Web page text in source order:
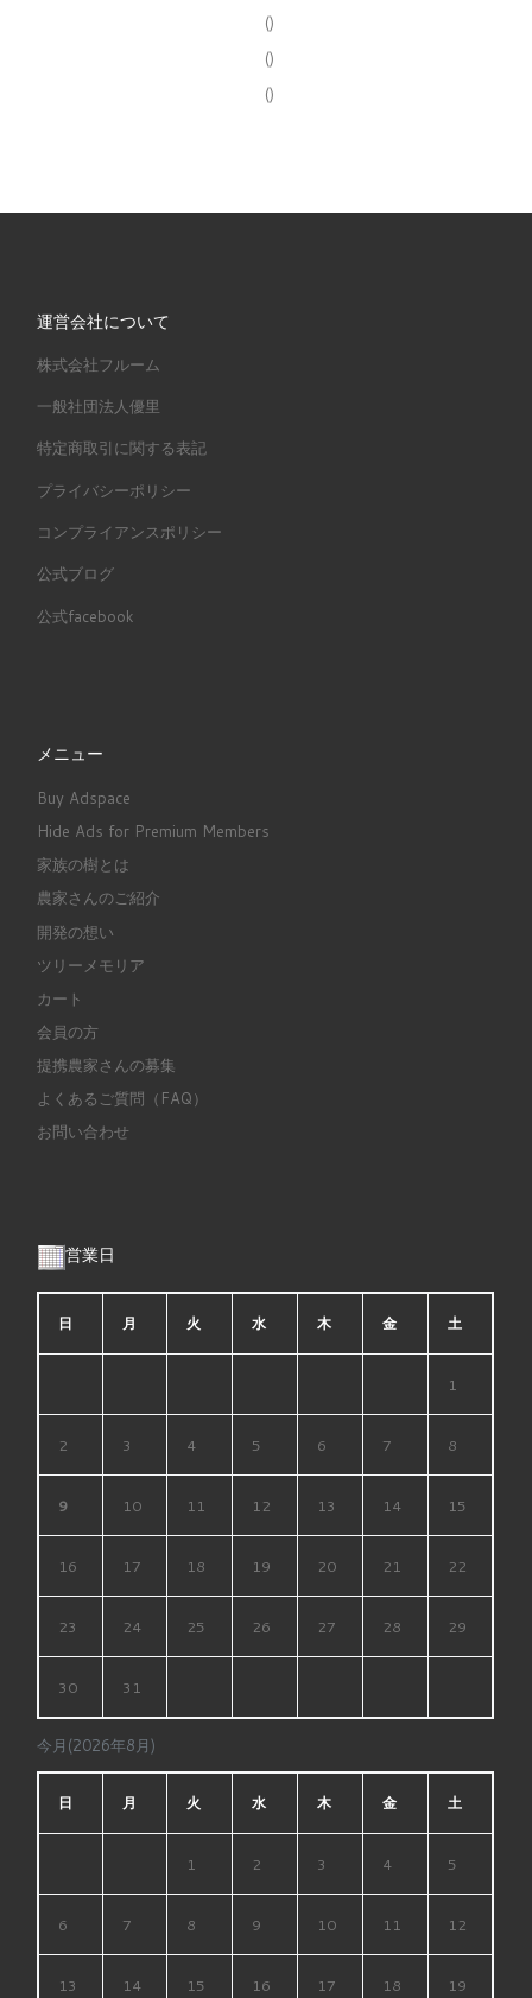
()
()
()
運営会社について
株式会社フルーム
一般社団法人優里
特定商取引に関する表記
プライバシーポリシー
コンプライアンスポリシー
公式ブログ
公式facebook
メニュー
Buy Adspace
Hide Ads for Premium Members
家族の樹とは
農家さんのご紹介
開発の想い
ツリーメモリア
カート
会員の方
提携農家さんの募集
よくあるご質問（FAQ）
お問い合わせ
営業日
今月(2026年8月)
日 月 火 水 木 金 土
1
2 3 4 5 6 7 8
9 10 11 12 13 14 15
16 17 18 19 20 21 22
23 24 25 26 27 28 29
30 31
日 月 火 水 木 金 土
1 2 3 4 5
6 7 8 9 10 11 12
13 14 15 16 17 18 19